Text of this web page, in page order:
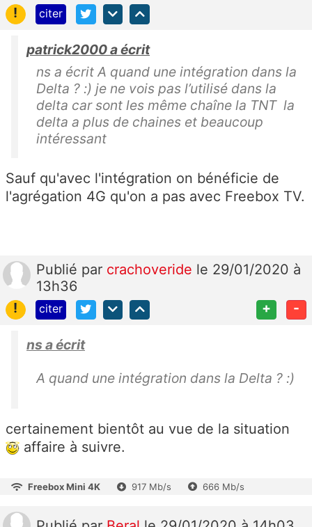
!
citer
patrick2000 a écrit
ns a écrit A quand une intégration dans la
Delta ? :) je ne vois pas l’utilisé dans la
delta car sont les même chaîne la TNT la
delta a plus de chaines et beaucoup
intéressant
Sauf qu'avec l'intégration on bénéficie de
l'agrégation 4G qu'on a pas avec Freebox TV.
Publié par crachoveride le 29/01/2020 à
13h36
!
citer + -
ns a écrit
A quand une intégration dans la Delta ? :)
certainement bientôt au vue de la situation
affaire à suivre.
Freebox Mini 4K 917 Mb/s 666 Mb/s